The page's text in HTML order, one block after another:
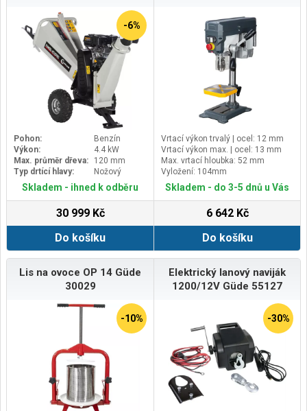
-6%
Pohon:
Benzín
Výkon:
4.4 kW
Max. průměr dřeva:
120 mm
Typ drtící hlavy:
Nožový
Skladem - ihned k odběru
30 999 Kč
Do košíku
Vrtací výkon trvalý | ocel: 12 mm
Vrtací výkon max. | ocel: 13 mm
Max. vrtací hloubka: 52 mm
Vyložení: 104mm
Skladem - do 3-5 dnů u Vás
6 642 Kč
Do košíku
Lis na ovoce OP 14 Güde
30029
-10%
Elektrický lanový naviják
1200/12V Güde 55127
-30%